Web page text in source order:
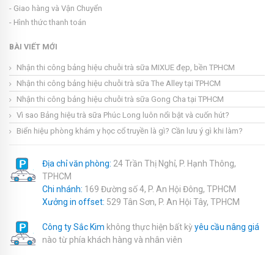
- Giao hàng và Vận Chuyển
- Hình thức thanh toán
BÀI VIẾT MỚI
Nhận thi công bảng hiệu chuỗi trà sữa MIXUE đẹp, bền TPHCM
Nhận thi công bảng hiệu chuỗi trà sữa The Alley tại TPHCM
Nhận thi công bảng hiệu chuỗi trà sữa Gong Cha tại TPHCM
Vì sao Bảng hiệu trà sữa Phúc Long luôn nổi bật và cuốn hút?
Biển hiệu phòng khám y học cổ truyền là gì? Cần lưu ý gì khi làm?
Địa chỉ văn phòng: 24 Trần Thị Nghỉ, P. Hạnh Thông,
TPHCM
Chi nhánh: 169 Đường số 4, P. An Hội Đông, TPHCM
Xưởng in offset: 529 Tân Sơn, P. An Hội Tây, TPHCM
Công ty Sắc Kim không thực hiện bất kỳyêu cầu nâng giá
nào từ phía khách hàng và nhân viên